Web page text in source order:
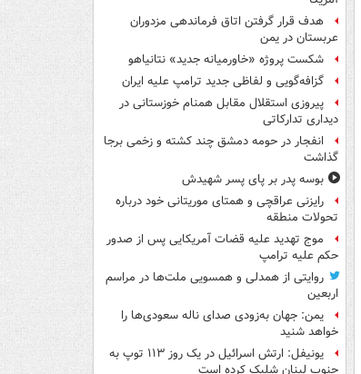
هدف قرار گرفتن اتاق‌ فرماندهی مزدوران
عربستان در یمن
شکست پروژه «خاورمیانه جدید» نتانیاهو
گزافه‌گویی و لفاظی جدید ترامپ علیه ایران
پیروزی استقلال مقابل همنام خوزستانی در
دیداری تدارکاتی
انفجار در حومه دمشق چند کشته و زخمی برجا
گذاشت
بوسه‌ پدر بر پای پسر شهیدش
رایزنی عراقچی و همتای موریتانی خود درباره
تحولات منطقه
موج تهدید علیه قضات آمریکایی پس از صدور
حکم علیه ترامپ
روایتی از همدلی و همسویی ملت‌ها در مراسم
اربعین
یمن: جهان به‌زودی صدای ناله سعودی‌ها را
خواهد شنید
یونیفل: ارتش اسرائیل در یک روز ۱۱۳ توپ به
جنوب لبنان شلیک کرده است